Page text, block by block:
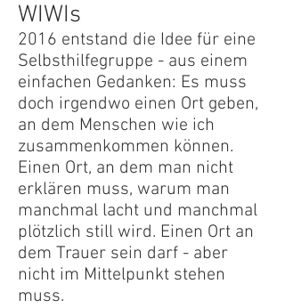
WIWIs
2016 entstand die Idee für eine
Selbsthilfegruppe - aus einem
einfachen Gedanken: Es muss
doch irgendwo einen Ort geben,
an dem Menschen wie ich
zusammenkommen können.
Einen Ort, an dem man nicht
erklären muss, warum man
manchmal lacht und manchmal
plötzlich still wird. Einen Ort an
dem Trauer sein darf - aber
nicht im Mittelpunkt stehen
muss.